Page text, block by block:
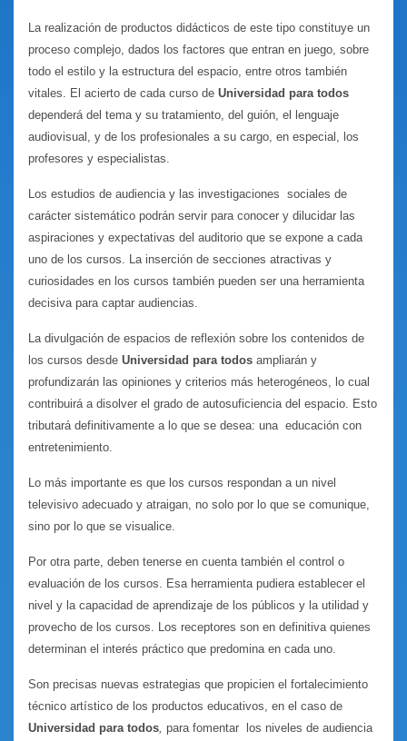
La realización de productos didácticos de este tipo constituye un
proceso complejo, dados los factores que entran en juego, sobre
todo el estilo y la estructura del espacio, entre otros también
vitales. El acierto de cada curso de Universidad para todos
dependerá del tema y su tratamiento, del guión, el lenguaje
audiovisual, y de los profesionales a su cargo, en especial, los
profesores y especialistas.
Los estudios de audiencia y las investigaciones sociales de
carácter sistemático podrán servir para conocer y dilucidar las
aspiraciones y expectativas del auditorio que se expone a cada
uno de los cursos. La inserción de secciones atractivas y
curiosidades en los cursos también pueden ser una herramienta
decisiva para captar audiencias.
La divulgación de espacios de reflexión sobre los contenidos de
los cursos desde Universidad para todos ampliarán y
profundizarán las opiniones y criterios más heterogéneos, lo cual
contribuirá a disolver el grado de autosuficiencia del espacio. Esto
tributará definitivamente a lo que se desea: una educación con
entretenimiento.
Lo más importante es que los cursos respondan a un nivel
televisivo adecuado y atraigan, no solo por lo que se comunique,
sino por lo que se visualice.
Por otra parte, deben tenerse en cuenta también el control o
evaluación de los cursos. Esa herramienta pudiera establecer el
nivel y la capacidad de aprendizaje de los públicos y la utilidad y
provecho de los cursos. Los receptores son en definitiva quienes
determinan el interés práctico que predomina en cada uno.
Son precisas nuevas estrategias que propicien el fortalecimiento
técnico artístico de los productos educativos, en el caso de
Universidad para todos para fomentar los niveles de audiencia